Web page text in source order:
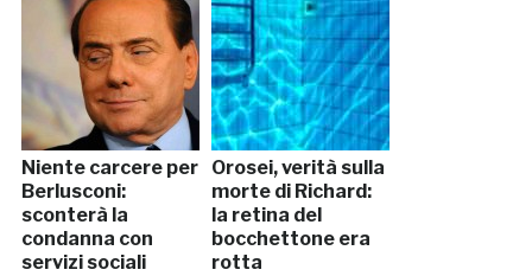
Niente carcere per
Berlusconi:
sconterà la
condanna con
servizi sociali
Orosei, verità sulla
morte di Richard:
la retina del
bocchettone era
rotta